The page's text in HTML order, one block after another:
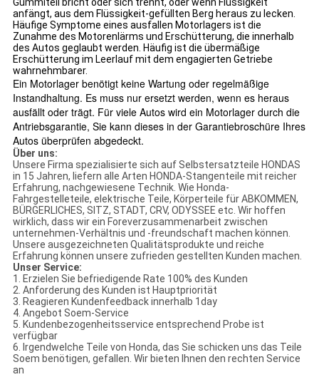
Gummiteil bricht oder sich trennt, oder wenn Flüssigkeit
anfängt, aus dem Flüssigkeit-gefüllten Berg heraus zu lecken.
Häufige Symptome eines ausfallen Motorlagers ist die
Zunahme des Motorenlärms und Erschütterung, die innerhalb
des Autos geglaubt werden. Häufig ist die übermäßige
Erschütterung im Leerlauf mit dem engagierten Getriebe
wahrnehmbarer.
Ein Motorlager benötigt keine Wartung oder regelmäßige
Instandhaltung. Es muss nur ersetzt werden, wenn es heraus
ausfällt oder trägt. Für viele Autos wird ein Motorlager durch die
Antriebsgarantie, Sie kann dieses in der Garantiebroschüre Ihres
Autos überprüfen abgedeckt.
Über uns:
Unsere Firma spezialisierte sich auf Selbstersatzteile HONDAS
in 15 Jahren, liefern alle Arten HONDA-Stangenteile mit reicher
Erfahrung, nachgewiesene Technik. Wie Honda-
Fahrgestelleteile, elektrische Teile, Körperteile für ABKOMMEN,
BÜRGERLICHES, SITZ, STADT, CRV, ODYSSEE etc. Wir hoffen
wirklich, dass wir ein Foreverzusammenarbeit zwischen
unternehmen-Verhältnis und -freundschaft machen können.
Unsere ausgezeichneten Qualitätsprodukte und reiche
Erfahrung können unsere zufrieden gestellten Kunden machen.
Unser Service:
1. Erzielen Sie befriedigende Rate 100% des Kunden
2. Anforderung des Kunden ist Hauptpriorität
3. Reagieren Kundenfeedback innerhalb 1day
4. Angebot Soem-Service
5. Kundenbezogenheitsservice entsprechend Probe ist
verfügbar
6. Irgendwelche Teile von Honda, das Sie schicken uns das Teile
Soem benötigen, gefallen. Wir bieten Ihnen den rechten Service
an